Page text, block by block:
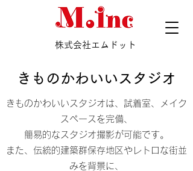
株式会社エムドット
きものかわいいスタジオ
きものかわいいスタジオは、試着室、メイク
スペースを完備、
簡易的なスタジオ撮影が可能です。
また、伝統的建築群保存地区やレトロな街並
みを背景に、